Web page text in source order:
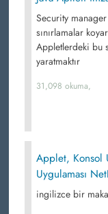
Security
sınırlamalar
Appletlerdeki bu
yaratmaktır
31,098 okuma,
Applet, Konsol
Uygulaması
ingilizce bir